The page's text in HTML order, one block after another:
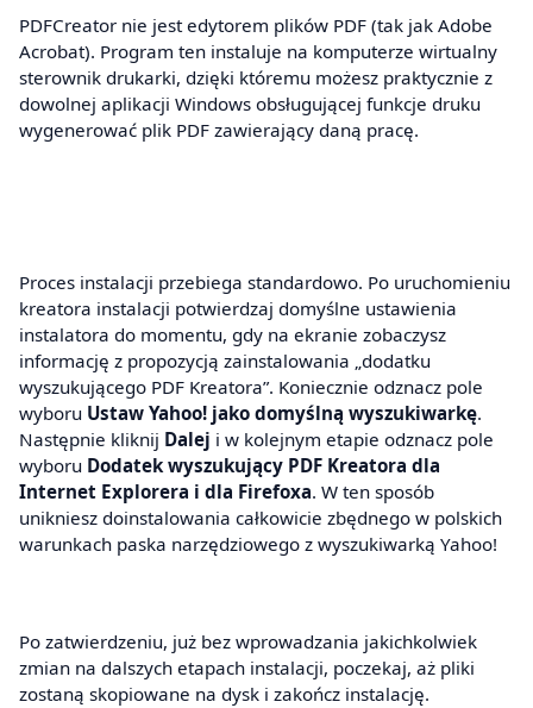
PDFCreator nie jest edytorem plików PDF (tak jak Adobe
Acrobat). Program ten instaluje na komputerze wirtualny
sterownik drukarki, dzięki któremu możesz praktycznie z
dowolnej aplikacji Windows obsługującej funkcje druku
wygenerować plik PDF zawierający daną pracę.
Proces instalacji przebiega standardowo. Po uruchomieniu
kreatora instalacji potwierdzaj domyślne ustawienia
instalatora do momentu, gdy na ekranie zobaczysz
informację z propozycją zainstalowania „dodatku
wyszukującego PDF Kreatora”. Koniecznie odznacz pole
wyboru Ustaw Yahoo! jako domyślną wyszukiwarkę.
Następnie kliknij Dalej i w kolejnym etapie odznacz pole
wyboru Dodatek wyszukujący PDF Kreatora dla
Internet Explorera i dla Firefoxa. W ten sposób
unikniesz doinstalowania całkowicie zbędnego w polskich
warunkach paska narzędziowego z wyszukiwarką Yahoo!
Po zatwierdzeniu, już bez wprowadzania jakichkolwiek
zmian na dalszych etapach instalacji, poczekaj, aż pliki
zostaną skopiowane na dysk i zakończ instalację.